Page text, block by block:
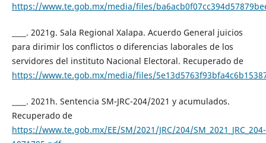
https://www.te.gob.mx/media/files/
____. 2021g. Sala Regional Xalapa. Acuerdo General juicios
para dirimir los conflictos o diferencias laborales de los
servidores del instituto Nacional Electoral. Recuperado de
https://www.te.gob.mx/media/files/
____. 2021h. Sentencia SM-JRC-204/2021 y acumulados.
Recuperado de
https://www.te.gob.mx/EE/SM/2021/JRC/204/SM_2021_JRC_204-